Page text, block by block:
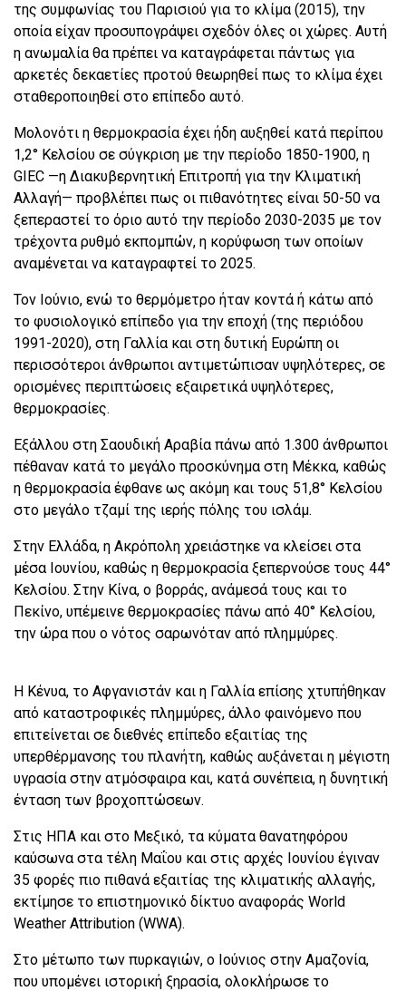
της συμφωνίας του Παρισιού για το κλίμα (2015), την
οποία είχαν προσυπογράψει σχεδόν όλες οι χώρες. Αυτή
η ανωμαλία θα πρέπει να καταγράφεται πάντως για
αρκετές δεκαετίες προτού θεωρηθεί πως το κλίμα έχει
σταθεροποιηθεί στο επίπεδο αυτό.
Μολονότι η θερμοκρασία έχει ήδη αυξηθεί κατά περίπου
1,2° Κελσίου σε σύγκριση με την περίοδο 1850-1900, η
GIEC —η Διακυβερνητική Επιτροπή για την Κλιματική
Αλλαγή— προβλέπει πως οι πιθανότητες είναι 50-50 να
ξεπεραστεί το όριο αυτό την περίοδο 2030-2035 με τον
τρέχοντα ρυθμό εκπομπών, η κορύφωση των οποίων
αναμένεται να καταγραφτεί το 2025.
Τον Ιούνιο, ενώ το θερμόμετρο ήταν κοντά ή κάτω από
το φυσιολογικό επίπεδο για την εποχή (της περιόδου
1991-2020), στη Γαλλία και στη δυτική Ευρώπη οι
περισσότεροι άνθρωποι αντιμετώπισαν υψηλότερες, σε
ορισμένες περιπτώσεις εξαιρετικά υψηλότερες,
θερμοκρασίες.
Εξάλλου στη Σαουδική Αραβία πάνω από 1.300 άνθρωποι
πέθαναν κατά το μεγάλο προσκύνημα στη Μέκκα, καθώς
η θερμοκρασία έφθανε ως ακόμη και τους 51,8° Κελσίου
στο μεγάλο τζαμί της ιερής πόλης του ισλάμ.
Στην Ελλάδα, η Ακρόπολη χρειάστηκε να κλείσει στα
μέσα Ιουνίου, καθώς η θερμοκρασία ξεπερνούσε τους 44°
Κελσίου. Στην Κίνα, ο βορράς, ανάμεσά τους και το
Πεκίνο, υπέμεινε θερμοκρασίες πάνω από 40° Κελσίου,
την ώρα που ο νότος σαρωνόταν από πλημμύρες.
Η Κένυα, το Αφγανιστάν και η Γαλλία επίσης χτυπήθηκαν
από καταστροφικές πλημμύρες, άλλο φαινόμενο που
επιτείνεται σε διεθνές επίπεδο εξαιτίας της
υπερθέρμανσης του πλανήτη, καθώς αυξάνεται η μέγιστη
υγρασία στην ατμόσφαιρα και, κατά συνέπεια, η δυνητική
ένταση των βροχοπτώσεων.
Στις ΗΠΑ και στο Μεξικό, τα κύματα θανατηφόρου
καύσωνα στα τέλη Μαΐου και στις αρχές Ιουνίου έγιναν
35 φορές πιο πιθανά εξαιτίας της κλιματικής αλλαγής,
εκτίμησε το επιστημονικό δίκτυο αναφοράς World
Weather Attribution (WWA).
Στο μέτωπο των πυρκαγιών, ο Ιούνιος στην Αμαζονία,
που υπομένει ιστορική ξηρασία, ολοκλήρωσε το